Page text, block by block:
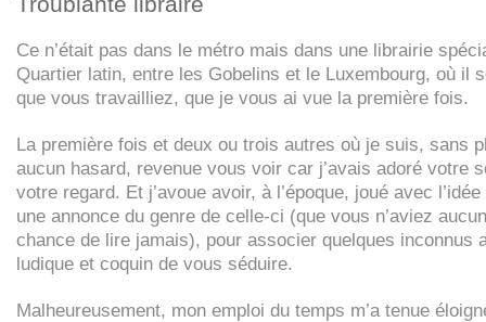
Ce n’était pas dans le métro mais dans une librairie
Quartier latin, entre les Gobelins et le Luxembourg, où il
que vous travailliez, que je vous ai vue la première fois.
La première fois et deux ou trois autres où je suis, sans
aucun hasard, revenue vous voir car j’avais adoré votre
votre regard. Et j’avoue avoir, à l’époque, joué avec l’idée
une annonce du genre de celle-ci (que vous n’aviez
chance de lire jamais), pour associer quelques inconnus
ludique et coquin de vous séduire.
Malheureusement, mon emploi du temps m’a tenue